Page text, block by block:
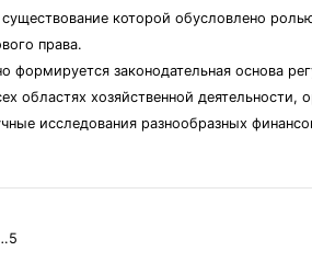
которой обусловлено
права.
законодательная основа
областях хозяйственной деятельности,
исследования разнообразных